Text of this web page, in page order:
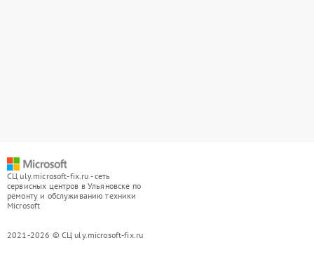
СЦ uly.microsoft-fix.ru - сеть
сервисных центров в Ульяновске по
ремонту и обслуживанию техники
Microsoft
2021-2026 © СЦ uly.microsoft-fix.ru